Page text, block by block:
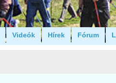
Videók Hírek Fórum